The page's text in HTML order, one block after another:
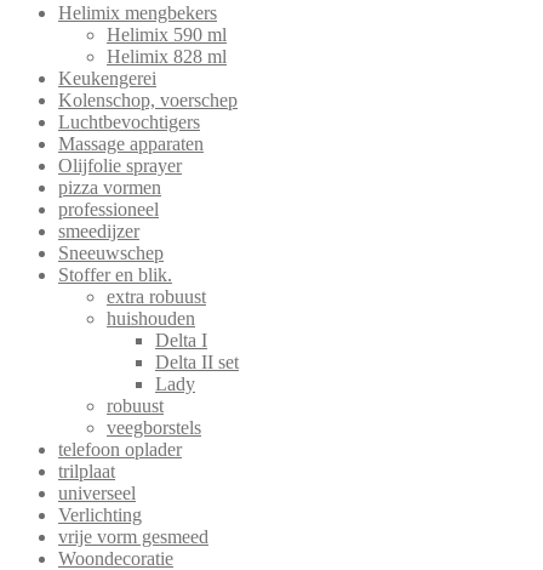
Helimix mengbekers
Helimix 590 ml
Helimix 828 ml
Keukengerei
Kolenschop, voerschep
Luchtbevochtigers
Massage apparaten
Olijfolie sprayer
pizza vormen
professioneel
smeedijzer
Sneeuwschep
Stoffer en blik.
extra robuust
huishouden
Delta I
Delta II set
Lady
robuust
veegborstels
telefoon oplader
trilplaat
universeel
Verlichting
vrije vorm gesmeed
Woondecoratie